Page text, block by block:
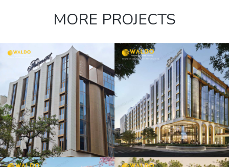
MORE PROJECTS
FAIRMONT
HOTEL GOLD
LOUNGE TẦNG
8